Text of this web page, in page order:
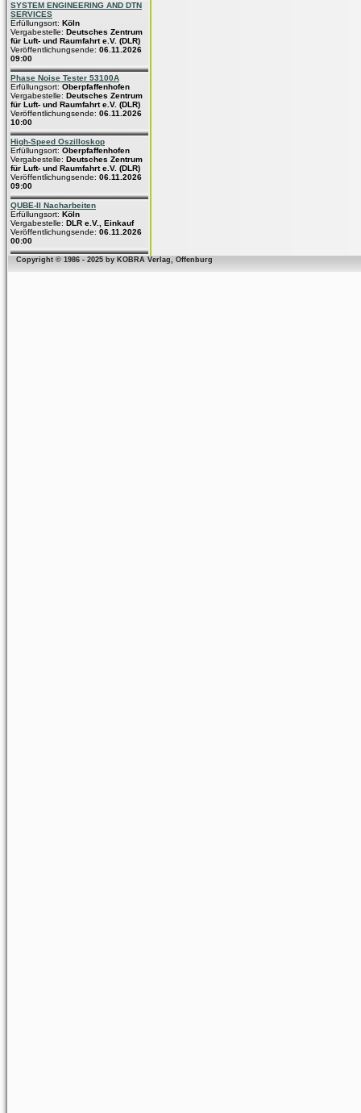
SYSTEM ENGINEERING AND DTN
SERVICES
Erfüllungsort: Köln
Vergabestelle: Deutsches Zentrum
für Luft- und Raumfahrt e.V. (DLR)
Veröffentlichungsende: 06.11.2026
09:00
Phase Noise Tester 53100A
Erfüllungsort: Oberpfaffenhofen
Vergabestelle: Deutsches Zentrum
für Luft- und Raumfahrt e.V. (DLR)
Veröffentlichungsende: 06.11.2026
10:00
High-Speed Oszilloskop
Erfüllungsort: Oberpfaffenhofen
Vergabestelle: Deutsches Zentrum
für Luft- und Raumfahrt e.V. (DLR)
Veröffentlichungsende: 06.11.2026
09:00
QUBE-II Nacharbeiten
Erfüllungsort: Köln
Vergabestelle: DLR e.V., Einkauf
Veröffentlichungsende: 06.11.2026
00:00
Copyright © 1986 - 2025 by KOBRA Verlag, Offenburg